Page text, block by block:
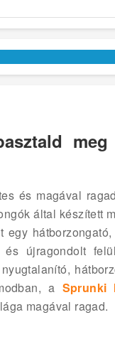
és magával
által készített
és újragondolt
a Sprunki
magával ragad.